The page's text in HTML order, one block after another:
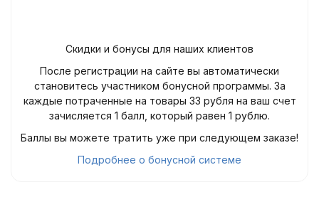
Скидки и бонусы для наших клиентов
После регистрации на сайте вы автоматически
становитесь участником бонусной программы. За
каждые потраченные на товары 33 рубля на ваш счет
зачисляется 1 балл, который равен 1 рублю.
Баллы вы можете тратить уже при следующем заказе!
Подробнее о бонусной системе